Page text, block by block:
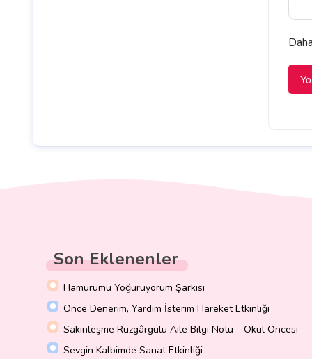
Son Eklenenler
Hamurumu Yoğuruyorum Şarkısı
Önce Denerim, Yardım İsterim Hareket Etkinliği
Sakinleşme Rüzgârgülü Aile Bilgi Notu – Okul Öncesi
Sevgin Kalbimde Sanat Etkinliği